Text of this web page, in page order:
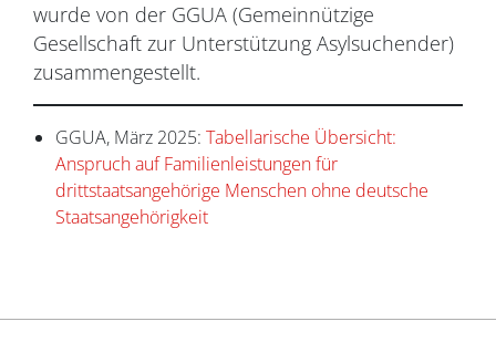
wurde von der GGUA (Gemeinnützige
Gesellschaft zur Unterstützung Asylsuchender)
zusammengestellt.
GGUA, März 2025: Tabellarische Übersicht:
Anspruch auf Familienleistungen für
drittstaatsangehörige Menschen ohne deutsche
Staatsangehörigkeit